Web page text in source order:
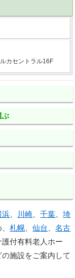
カセントラル16F
ぶ
浜 川崎 、千葉 、埼
、札幌 、仙台 、名古
付有料老人ホー
施設をご案内して